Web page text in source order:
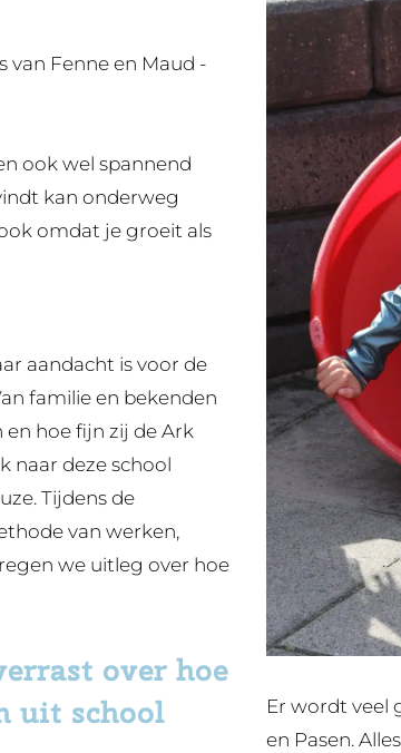
van Fenne en Maud -
ook wel spannend
kan onderweg
omdat je groeit als
aandacht is voor de
familie en bekenden
hoe fijn zij de Ark
naar deze school
Tijdens de
van werken,
we uitleg over hoe
over hoe
uit school
Er wordt veel
en Pasen.